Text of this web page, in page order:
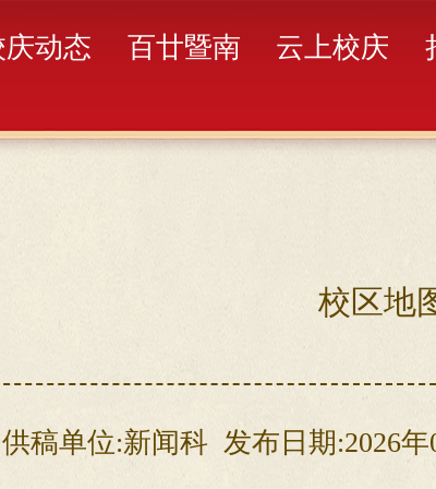
庆动态 百廿暨南 云上校庆
校区地
供稿单位:新闻科 发布日期:2026年